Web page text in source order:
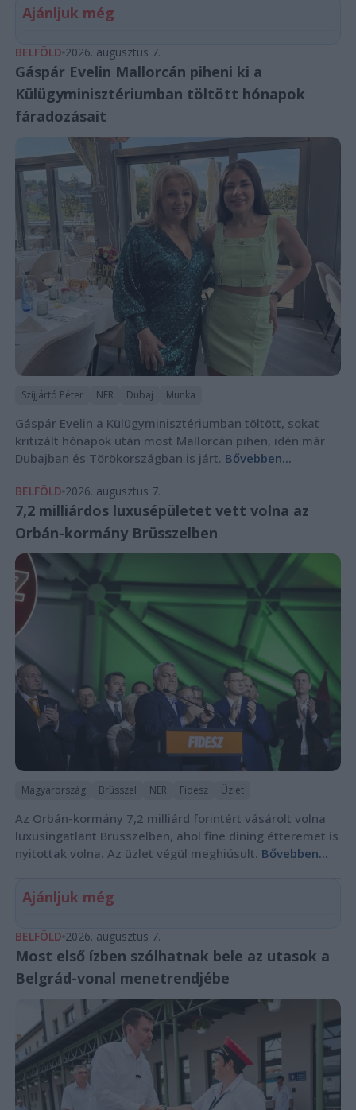
Ajánljuk még
BELFÖLD 2026. augusztus 7.
Gáspár Evelin Mallorcán piheni ki a
Külügyminisztériumban töltött hónapok
fáradozásait
Szijjártó Péter NER Dubaj Munka
Gáspár Evelin a Külügyminisztériumban töltött, sokat
kritizált hónapok után most Mallorcán pihen, idén már
Dubajban és Törökországban is járt. Bővebben...
BELFÖLD 2026. augusztus 7.
7,2 milliárdos luxusépületet vett volna az
Orbán-kormány Brüsszelben
Magyarország Brüsszel NER Fidesz Üzlet
Az Orbán-kormány 7,2 milliárd forintért vásárolt volna
luxusingatlant Brüsszelben, ahol fine dining étteremet is
nyitottak volna. Az üzlet végül meghiúsult. Bővebben...
Ajánljuk még
BELFÖLD 2026. augusztus 7.
Most első ízben szólhatnak bele az utasok a
Belgrád-vonal menetrendjébe